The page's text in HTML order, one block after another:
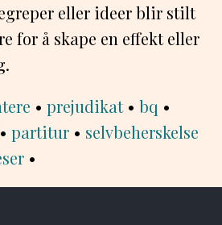
eller ideer blir stilt
for å skape en effekt eller
• prejudikat• bq •
• partitur • selvbeherskelse
•